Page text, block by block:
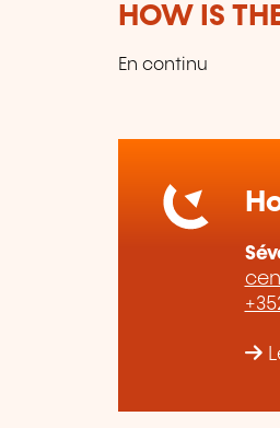
HOW IS
En continu